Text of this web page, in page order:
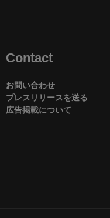
Contact
お問い合わせ
プレスリリースを送る
広告掲載について